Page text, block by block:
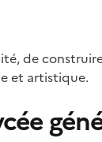
de
et artistique.